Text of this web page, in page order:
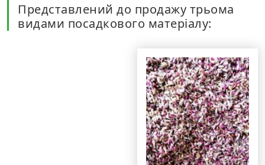
Представлений до продажу трьома
видами посадкового матеріалу: